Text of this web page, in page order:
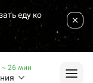
еду ко
~ 26 мин